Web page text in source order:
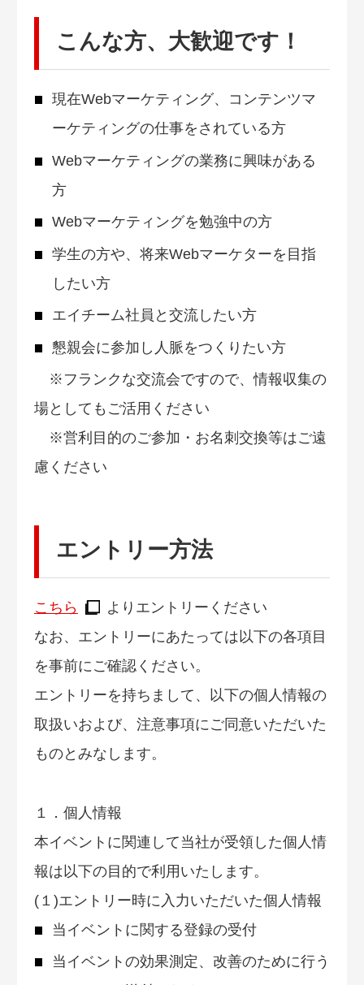
こんな方、大歓迎です！
現在Webマーケティング、コンテンツマ
ーケティングの仕事をされている方
Webマーケティングの業務に興味がある
方
Webマーケティングを勉強中の方
学生の方や、将来Webマーケターを目指
したい方
エイチーム社員と交流したい方
懇親会に参加し人脈をつくりたい方
※フランクな交流会ですので、情報収集の
場としてもご活用ください
※営利目的のご参加・お名刺交換等はご遠
慮ください
エントリー方法
こちら
よりエントリーください
なお、エントリーにあたっては以下の各項目
を事前にご確認ください。
エントリーを持ちまして、以下の個人情報の
取扱いおよび、注意事項にご同意いただいた
ものとみなします。
１．個人情報
本イベントに関連して当社が受領した個人情
報は以下の目的で利用いたします。
(１)エントリー時に入力いただいた個人情報
当イベントに関する登録の受付
当イベントの効果測定、改善のために行う